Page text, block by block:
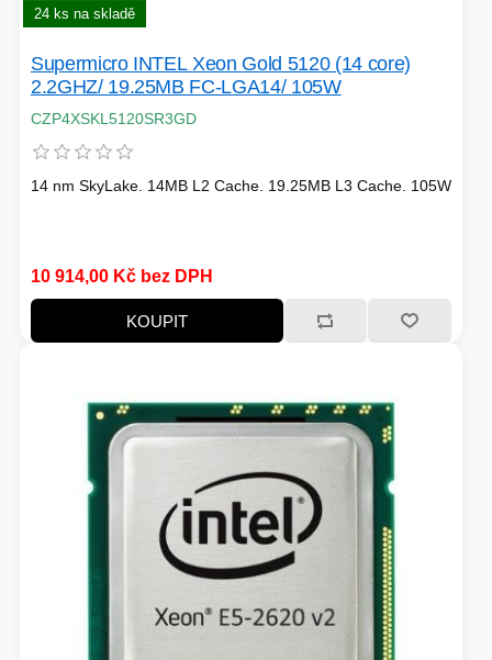
24 ks na skladě
Supermicro INTEL Xeon Gold 5120 (14 core)
2.2GHZ/ 19.25MB FC-LGA14/ 105W
CZP4XSKL5120SR3GD
14 nm SkyLake. 14MB L2 Cache. 19.25MB L3 Cache. 105W
10 914,00 Kč bez DPH
KOUPIT